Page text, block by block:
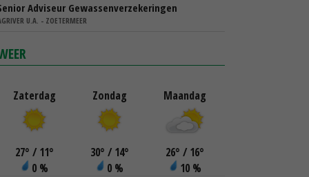
Adviseur Gewassenverzekeringen
U.A. - ZOETERMEER
Zaterdag
27° / 11°
0 %
Zondag
30° / 14°
0 %
Maandag
26° / 16°
10 %